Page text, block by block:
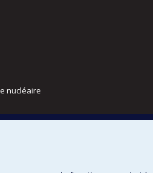
nucléaire